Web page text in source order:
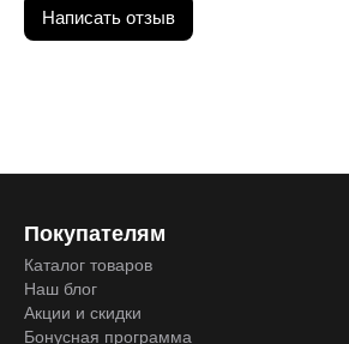
Написать отзыв
Покупателям
Каталог товаров
Наш блог
Акции и скидки
Бонусная программа